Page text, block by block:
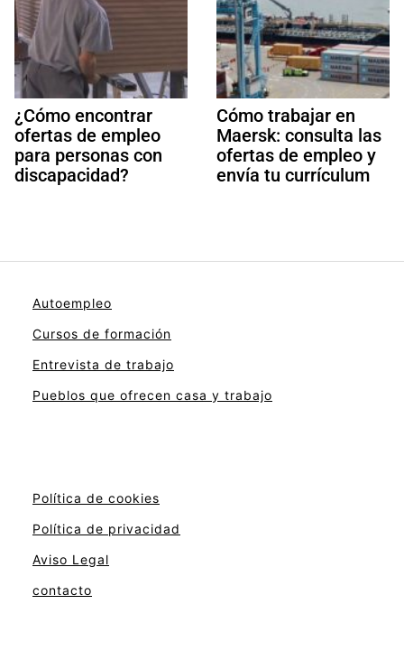
¿Cómo encontrar
ofertas de empleo
para personas con
discapacidad?
Cómo trabajar en
Maersk: consulta las
ofertas de empleo y
envía tu currículum
Autoempleo
Cursos de formación
Entrevista de trabajo
Pueblos que ofrecen casa y trabajo
Política de cookies
Política de privacidad
Aviso Legal
contacto